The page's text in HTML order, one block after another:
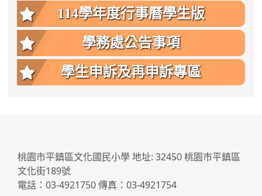
114學年度行事曆學生版
學務處公告事項
學生申訴及再申訴專區
桃園市平鎮區文化國民小學 地址: 32450 桃園市平鎮區
文化街189號
電話：03-4921750 傳真：03-4921754